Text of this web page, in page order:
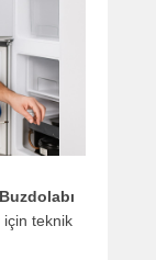
Buzdolabı
için teknik